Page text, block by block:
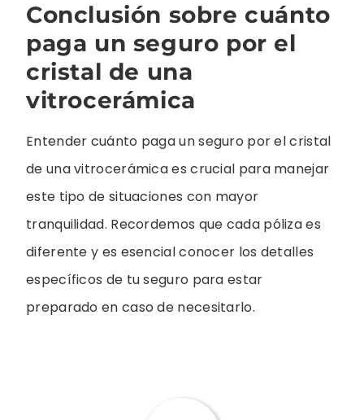
Conclusión sobre cuánto
paga un seguro por el
cristal de una
vitrocerámica
Entender cuánto paga un seguro por el cristal
de una vitrocerámica es crucial para manejar
este tipo de situaciones con mayor
tranquilidad. Recordemos que cada póliza es
diferente y es esencial conocer los detalles
específicos de tu seguro para estar
preparado en caso de necesitarlo.